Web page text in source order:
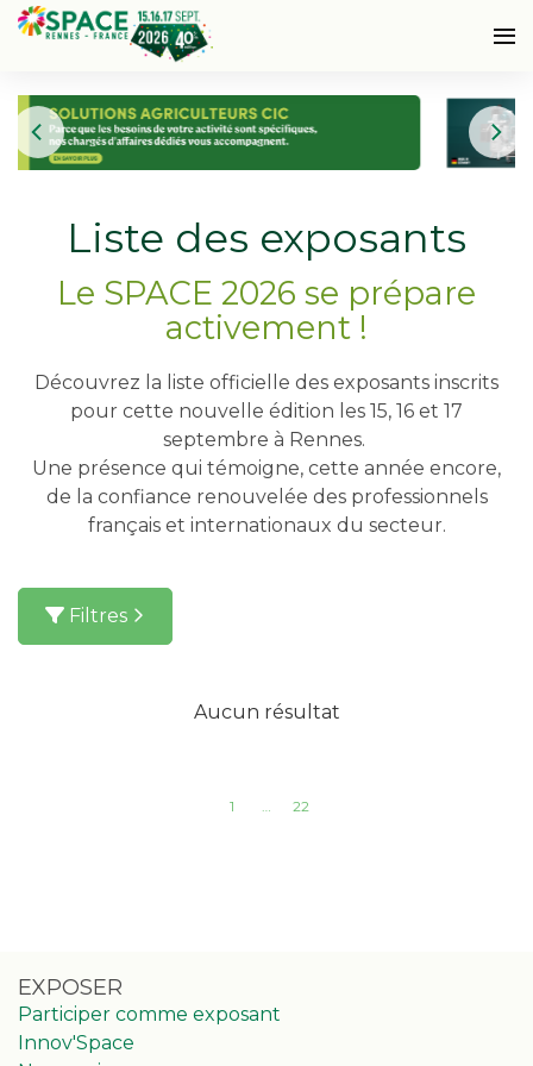
Liste des exposants
Le SPACE 2026 se prépare
activement !
Découvrez la liste officielle des exposants inscrits
pour cette nouvelle édition les 15, 16 et 17
septembre à Rennes.
Une présence qui témoigne, cette année encore,
de la confiance renouvelée des professionnels
français et internationaux du secteur.
Filtres
Aucun résultat
1 … 22
EXPOSER
Participer comme exposant
Innov'Space